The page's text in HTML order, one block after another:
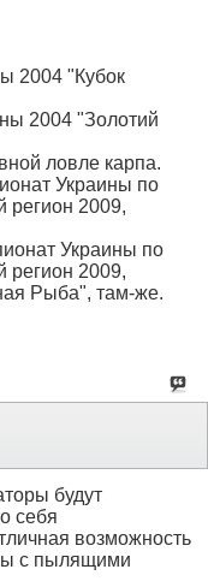
2004 "Кубок
2004 "Золотий
ловле карпа.
Украины по
регион 2009,
Украины по
регион 2009,
Рыба", там-же.
будут
себя
возможность
с пылящими